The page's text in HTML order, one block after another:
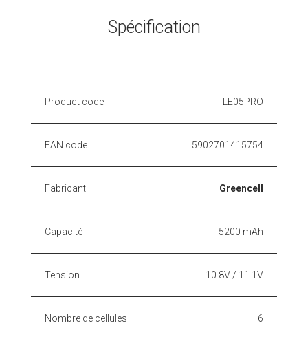
Spécification
Product code LE05PRO
EAN code 5902701415754
Fabricant Greencell
Capacité 5200 mAh
Tension 10.8V / 11.1V
Nombre de cellules 6